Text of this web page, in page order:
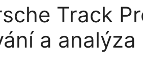
Track
a